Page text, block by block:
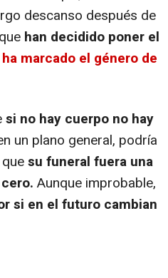
descanso después de
han decidido poner el
marcado el género de
si no hay cuerpo no hay
un plano general, podría
su funeral fuera una
Aunque improbable,
si en el futuro cambian